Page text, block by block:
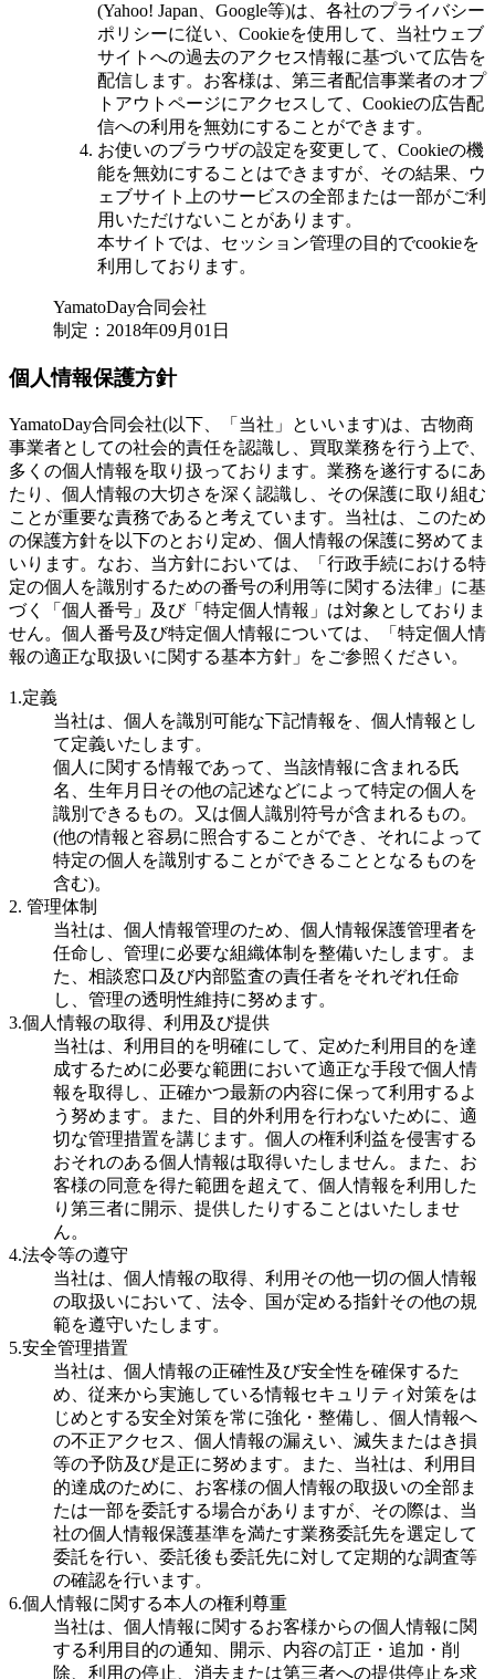
(Yahoo! Japan、Google等)は、各社のプライバシー
ポリシーに従い、Cookieを使用して、当社ウェブ
サイトへの過去のアクセス情報に基づいて広告を
配信します。お客様は、第三者配信事業者のオプ
トアウトページにアクセスして、Cookieの広告配
信への利用を無効にすることができます。
お使いのブラウザの設定を変更して、Cookieの機
能を無効にすることはできますが、その結果、ウ
ェブサイト上のサービスの全部または一部がご利
用いただけないことがあります。
本サイトでは、セッション管理の目的でcookieを
利用しております。
YamatoDay合同会社
制定：2018年09月01日
個人情報保護方針
YamatoDay合同会社(以下、「当社」といいます)は、古物商
事業者としての社会的責任を認識し、買取業務を行う上で、
多くの個人情報を取り扱っております。業務を遂行するにあ
たり、個人情報の大切さを深く認識し、その保護に取り組む
ことが重要な責務であると考えています。当社は、このため
の保護方針を以下のとおり定め、個人情報の保護に努めてま
いります。なお、当方針においては、「行政手続における特
定の個人を識別するための番号の利用等に関する法律」に基
づく「個人番号」及び「特定個人情報」は対象としておりま
せん。個人番号及び特定個人情報については、「特定個人情
報の適正な取扱いに関する基本方針」をご参照ください。
1.定義
当社は、個人を識別可能な下記情報を、個人情報とし
て定義いたします。
個人に関する情報であって、当該情報に含まれる氏
名、生年月日その他の記述などによって特定の個人を
識別できるもの。又は個人識別符号が含まれるもの。
(他の情報と容易に照合することができ、それによって
特定の個人を識別することができることとなるものを
含む)。
2. 管理体制
当社は、個人情報管理のため、個人情報保護管理者を
任命し、管理に必要な組織体制を整備いたします。ま
た、相談窓口及び内部監査の責任者をそれぞれ任命
し、管理の透明性維持に努めます。
3.個人情報の取得、利用及び提供
当社は、利用目的を明確にして、定めた利用目的を達
成するために必要な範囲において適正な手段で個人情
報を取得し、正確かつ最新の内容に保って利用するよ
う努めます。また、目的外利用を行わないために、適
切な管理措置を講じます。個人の権利利益を侵害する
おそれのある個人情報は取得いたしません。また、お
客様の同意を得た範囲を超えて、個人情報を利用した
り第三者に開示、提供したりすることはいたしませ
ん。
4.法令等の遵守
当社は、個人情報の取得、利用その他一切の個人情報
の取扱いにおいて、法令、国が定める指針その他の規
範を遵守いたします。
5.安全管理措置
当社は、個人情報の正確性及び安全性を確保するた
め、従来から実施している情報セキュリティ対策をは
じめとする安全対策を常に強化・整備し、個人情報へ
の不正アクセス、個人情報の漏えい、滅失またはき損
等の予防及び是正に努めます。また、当社は、利用目
的達成のために、お客様の個人情報の取扱いの全部ま
たは一部を委託する場合がありますが、その際は、当
社の個人情報保護基準を満たす業務委託先を選定して
委託を行い、委託後も委託先に対して定期的な調査等
の確認を行います。
6.個人情報に関する本人の権利尊重
当社は、個人情報に関するお客様からの個人情報に関
する利用目的の通知、開示、内容の訂正・追加・削
除、利用の停止、消去または第三者への提供停止を求